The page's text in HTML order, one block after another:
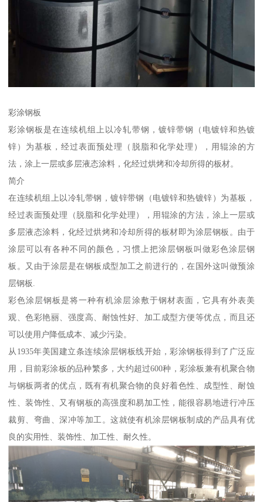
彩涂钢板
彩涂钢板是在连续机组上以冷轧带钢，镀锌带钢（电镀锌和热镀
锌）为基板，经过表面预处理（脱脂和化学处理），用辊涂的方
法，涂上一层或多层液态涂料，化经过烘烤和冷却所得的板材。
简介
在连续机组上以冷轧带钢，镀锌带钢（电镀锌和热镀锌）为基板，
经过表面预处理（脱脂和化学处理），用辊涂的方法，涂上一层或
多层液态涂料，化经过烘烤和冷却所得的板材即为涂层钢板。由于
涂层可以有各种不同的颜色，习惯上把涂层钢板叫做彩色涂层钢
板。又由于涂层是在钢板成型加工之前进行的，在国外这叫做预涂
层钢板.
彩色涂层钢板是将一种有机涂层涂敷于钢材表面，它具有外表美
观、色彩艳丽、强度高、耐蚀性好、加工成型方便等优点，而且还
可以使用户降低成本、减少污染。
从1935年美国建立条连续涂层钢板线开始，彩涂钢板得到了广泛应
用，目前彩涂板的品种繁多，大约超过600种，彩涂板兼有机聚合物
与钢板两者的优点，既有有机聚合物的良好着色性、成型性、耐蚀
性、装饰性、又有钢板的高强度和易加工性，能很容易地进行冲压
裁剪、弯曲、深冲等加工。这就使有机涂层钢板制成的产品具有优
良的实用性、装饰性、加工性、耐久性。